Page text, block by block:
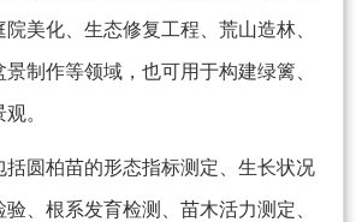
美化、生态修复工程、荒山造林、
制作等领域，也可用于构建绿篱、
。
括圆柏苗的形态指标测定、生长状况
、根系发育检测、苗木活力测定、